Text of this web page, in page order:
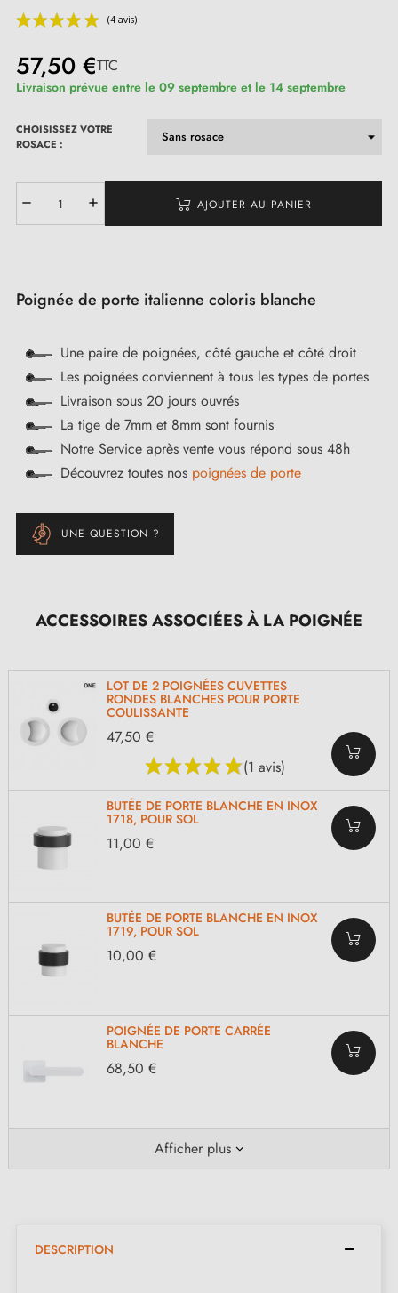
57,50 €TTC
Livraison prévue entre le 09 septembre et le 14 septembre
CHOISISSEZ VOTRE
ROSACE :
AJOUTER AU PANIER
Poignée de porte italienne coloris blanche
Une paire de poignées, côté gauche et côté droit
Les poignées conviennent à tous les types de portes
Livraison sous 20 jours ouvrés
La tige de 7mm et 8mm sont fournis
Notre Service après vente vous répond sous 48h
Découvrez toutes nos poignées de porte
UNE QUESTION ?
ACCESSOIRES ASSOCIÉES À LA POIGNÉE
LOT DE 2 POIGNÉES CUVETTES
RONDES BLANCHES POUR PORTE
COULISSANTE
(1 avis)
47,50 €
BUTÉE DE PORTE BLANCHE EN INOX
1718, POUR SOL
11,00 €
BUTÉE DE PORTE BLANCHE EN INOX
1719, POUR SOL
10,00 €
POIGNÉE DE PORTE CARRÉE
BLANCHE
68,50 €
Afficher plus
DESCRIPTION